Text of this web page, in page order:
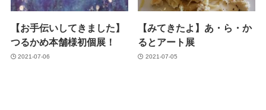
【お手伝いしてきました】
つるかめ本舗様初個展！
2021-07-06
【みてきたよ】あ・ら・か
るとアート展
2021-07-05